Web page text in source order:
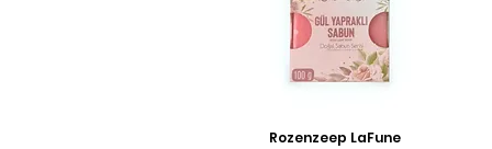
Rozenzeep LaFune